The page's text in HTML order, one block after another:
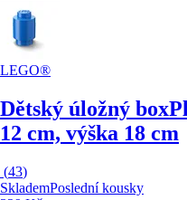
LEGO®
Dětský úložný box
12 cm, výška 18 cm
(43)
SklademPoslední kousky